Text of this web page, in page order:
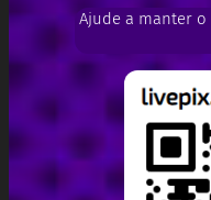
Ajude a manter o